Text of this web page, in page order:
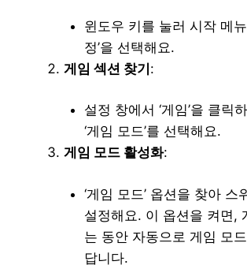
윈도우 키를 눌러 시작 메뉴
정’을 선택해요.
게임 섹션 찾기:
설정 창에서 ‘게임’을 클릭
‘게임 모드’를 선택해요.
게임 모드 활성화:
‘게임 모드’ 옵션을 찾아 스
설정해요. 이 옵션을 켜면,
는 동안 자동으로 게임 모
답니다.